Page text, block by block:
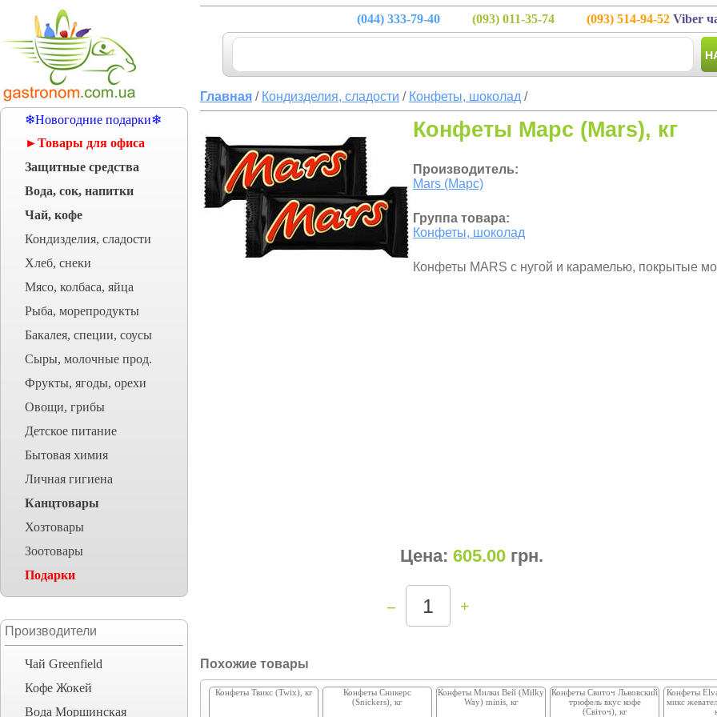
❄Новогодние подарки❄
►Товары для офиса
Защитные средства
Вода, сок, напитки
Чай, кофе
Кондизделия, сладости
Хлеб, снеки
Мясо, колбаса, яйца
Рыба, морепродукты
Бакалея, специи, соусы
Сыры, молочные прод.
Фрукты, ягоды, орехи
Овощи, грибы
Детское питание
Бытовая химия
Личная гигиена
Канцтовары
Хозтовары
Зоотовары
Подарки
Производители
Чай Greenfield
Кофе Жокей
Вода Моршинская
(044) 333-79-40 (093) 011-35-74 (093) 514-94-52 Viber
Главная / Кондизделия, сладости / Конфеты, шоколад /
Конфеты Марс (Mars), кг
Производитель:
Mars (Марс)
Группа товара:
Конфеты, шоколад
Конфеты MARS с нугой и карамелью, покрытые
Цена: 605.00 грн.
– +
Похожие товары
Конфеты Твикс (Twix), кг
Конфеты Сникерс
(Snickers), кг
Конфеты Милки Вей (Milky
Way) minis, кг
Конфеты Свиточ Львовский
трюфель вкус кофе
(Світоч), кг
Конфеты
микс